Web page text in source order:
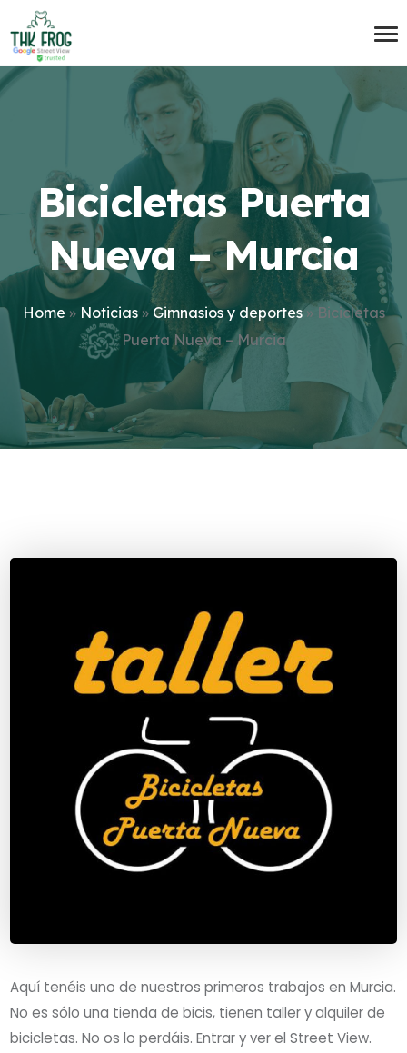
Bicicletas Puerta
Nueva – Murcia
Home » Noticias» Gimnasios y deportes» Bicicletas
Puerta Nueva – Murcia
Aquí tenéis uno de nuestros primeros trabajos en Murcia.
No es sólo una tienda de bicis, tienen taller y alquiler de
bicicletas. No os lo perdáis. Entrar y ver el Street View.